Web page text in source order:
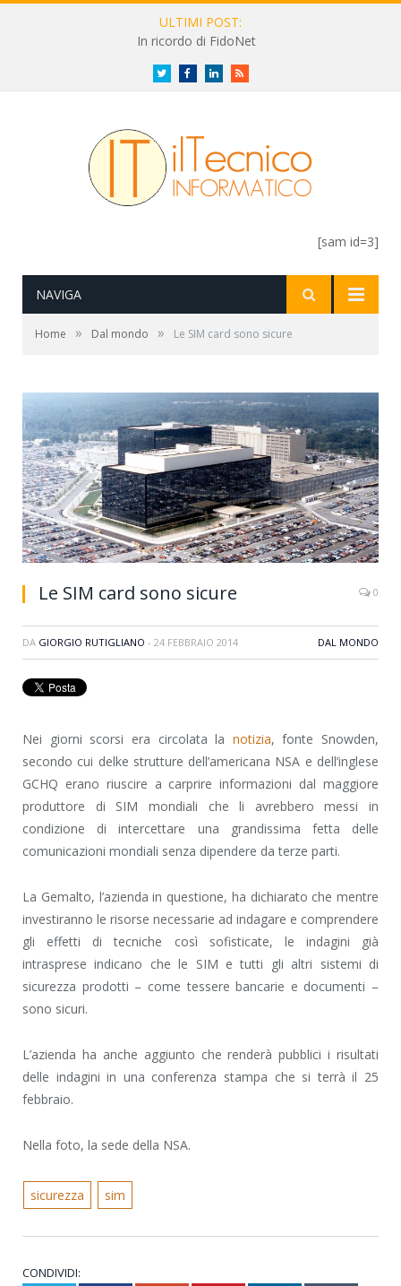
ULTIMI POST:
In ricordo di FidoNet
Twitter FacebookLinkedInRSS
[sam id=3]
NAVIGA
Home » Dal mondo » Le SIM card sono sicure
Le SIM card sono sicure 0
DA GIORGIO RUTIGLIANO - 24 FEBBRAIO 2014 DAL MONDO
Nei giorni scorsi era circolata la notizia, fonte Snowden,
secondo cui delke strutture dell’americana NSA e dell’inglese
GCHQ erano riuscire a carprire informazioni dal maggiore
produttore di SIM mondiali che li avrebbero messi in
condizione di intercettare una grandissima fetta delle
comunicazioni mondiali senza dipendere da terze parti.
La Gemalto, l’azienda in questione, ha dichiarato che mentre
investiranno le risorse necessarie ad indagare e comprendere
gli effetti di tecniche così sofisticate, le indagini già
intrasprese indicano che le SIM e tutti gli altri sistemi di
sicurezza prodotti – come tessere bancarie e documenti –
sono sicuri.
L’azienda ha anche aggiunto che renderà pubblici i risultati
delle indagini in una conferenza stampa che si terrà il 25
febbraio.
Nella foto, la sede della NSA.
sicurezza sim
CONDIVIDI: